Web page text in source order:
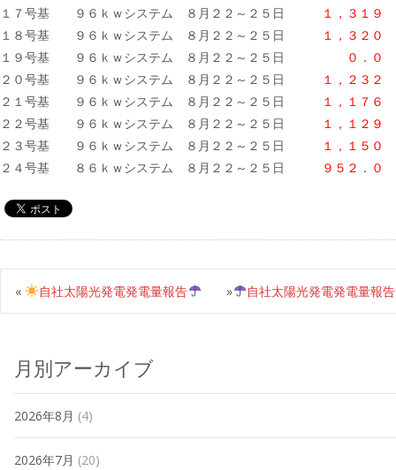
１７号基 ９６ｋｗシステム ８月２２～２５日
１，３１９
１８号基 ９６ｋｗシステム ８月２２～２５日
１，３２０
１９号基 ９６ｋｗシステム ８月２２～２５日
０．０
２０号基 ９６ｋｗシステム ８月２２～２５日
１，２３２
２１号基 ９６ｋｗシステム ８月２２～２５日
１，１７６
２２号基 ９６ｋｗシステム ８月２２～２５日
１，１２９
２３号基 ９６ｋｗシステム ８月２２～２５日
１，１５０
２４号基 ８６ｋｗシステム ８月２２～２５日
９５２．０
« 自社太陽光発電発電量報告 自社太陽光発電発電量報告
»
月別アーカイブ
2026年8月 (4)
2026年7月 (20)